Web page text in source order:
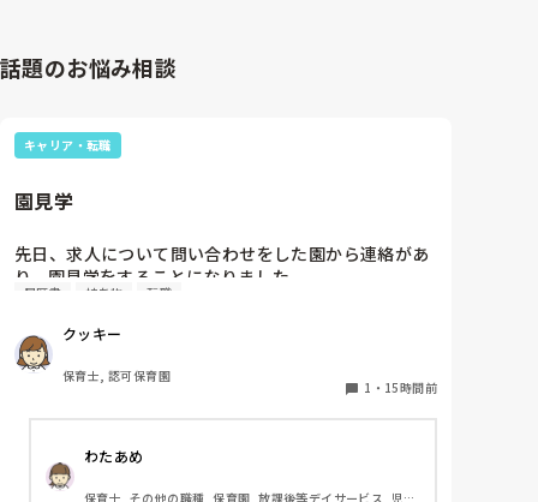
話題のお悩み相談
キャリア・転職
園見学
先日、求人について問い合わせをした園から連絡があ
り、園見学をすることになりました。
私としては求人に応募したという認識ですが、『園見
物について質問しましたが、見学なので特にありませ
んとのこと
このような場合は本当に見学だけで終了なのでしょう
それとも、やはり履歴書や職務経歴書を持参した方が
良いのでしょうか？
履歴書 持ち物 転職
クッキー
保育士, 認可保育園
1 ・ 15時間前
わたあめ
保育士, その他の職種, 保育園, 放課後等デイサービス, 児童